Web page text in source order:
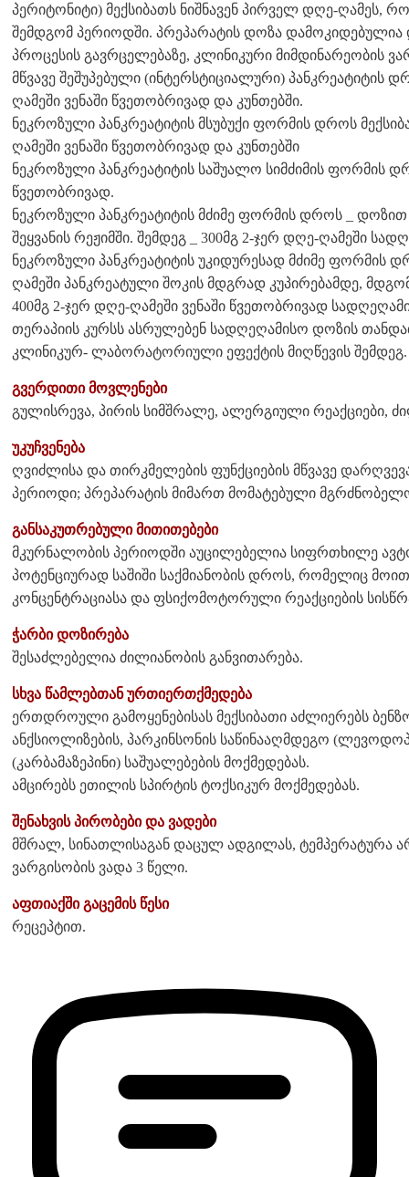
პერიტონიტი) მექსიბათს ნიშნავენ პირველ დღე-ღამეს,
შემდგომ პერიოდში. პრეპარატის დოზა დამოკიდებულია
პროცესის გავრცელებაზე, კლინიკური მიმდინარეობის
მწვავე შეშუპებული (ინტერსტიციალური) პანკრეატიტის
ღამეში ვენაში წვეთობრივად და კუნთებში.
ნეკროზული პანკრეატიტის მსუბუქი ფორმის დროს
ღამეში ვენაში წვეთობრივად და კუნთებში
ნეკროზული პანკრეატიტის საშუალო სიმძიმის ფორმის
წვეთობრივად.
ნეკროზული პანკრეატიტის მძიმე ფორმის დროს _
შეყვანის რეჟიმში. შემდეგ _ 300მგ 2-ჯერ დღე-ღამეში
ნეკროზული პანკრეატიტის უკიდურესად მძიმე ფორმის
ღამეში პანკრეატული შოკის მდგრად კუპირებამდე,
400მგ 2-ჯერ დღე-ღამეში ვენაში წვეთობრივად
თერაპიის კურსს ასრულებენ სადღეღამისო დოზის
კლინიკურ- ლაბორატორიული ეფექტის მიღწევის შემდეგ.
გვერდითი მოვლენები
გულისრევა, პირის სიმშრალე, ალერგიული რეაქციები,
უკუჩვენება
ღვიძლისა და თირკმელების ფუნქციების მწვავე
პერიოდი; პრეპარატის მიმართ მომატებული
განსაკუთრებული მითითებები
მკურნალობის პერიოდში აუცილებელია სიფრთხილე
პოტენციურად საშიში საქმიანობის დროს, რომელიც
კონცენტრაციასა და ფსიქომოტორული რეაქციების
ჭარბი დოზირება
შესაძლებელია ძილიანობის განვითარება.
სხვა წამლებთან ურთიერთქმედება
ერთდროული გამოყენებისას მექსიბათი აძლიერებს
ანქსიოლიზების, პარკინსონის საწინააღმდეგო
(კარბამაზეპინი) საშუალებების მოქმედებას.
ამცირებს ეთილის სპირტის ტოქსიკურ მოქმედებას.
შენახვის პირობები და ვადები
მშრალ, სინათლისაგან დაცულ ადგილას, ტემპერატურა
ვარგისობის ვადა 3 წელი.
აფთიაქში გაცემის წესი
რეცეპტით.